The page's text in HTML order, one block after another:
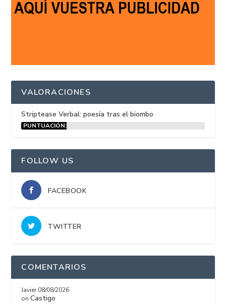
VALORACIONES
Striptease Verbal: poesía tras el biombo
PUNTUACIÓN:
FOLLOW US
FACEBOOK
TWITTER
COMENTARIOS
Javier 08/08/2026
onCastigo